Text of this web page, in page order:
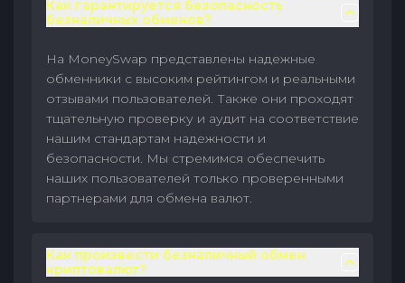
Как гарантируется безопасность
безналичных обменов?
На MoneySwap представлены надежные
обменники с высоким рейтингом и реальными
отзывами пользователей. Также они проходят
тщательную проверку и аудит на соответствие
нашим стандартам надежности и
безопасности. Мы стремимся обеспечить
наших пользователей только проверенными
партнерами для обмена валют.
Как произвести безналичный обмен
криптовалют?